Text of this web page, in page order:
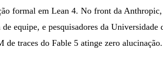
formal em Lean 4. No front da
equipe, e pesquisadores da
de traces do Fable 5 atinge zero alucinação.